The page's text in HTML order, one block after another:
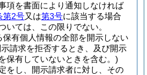
項を書面により通知しなければ
第2号又は第3号に該当する場合
いては、この限りでない。
有個人情報の全部を開示しない
請求を拒否するとき、及び開示
保有していないときを含む。)
をし、開示請求者に対し、その